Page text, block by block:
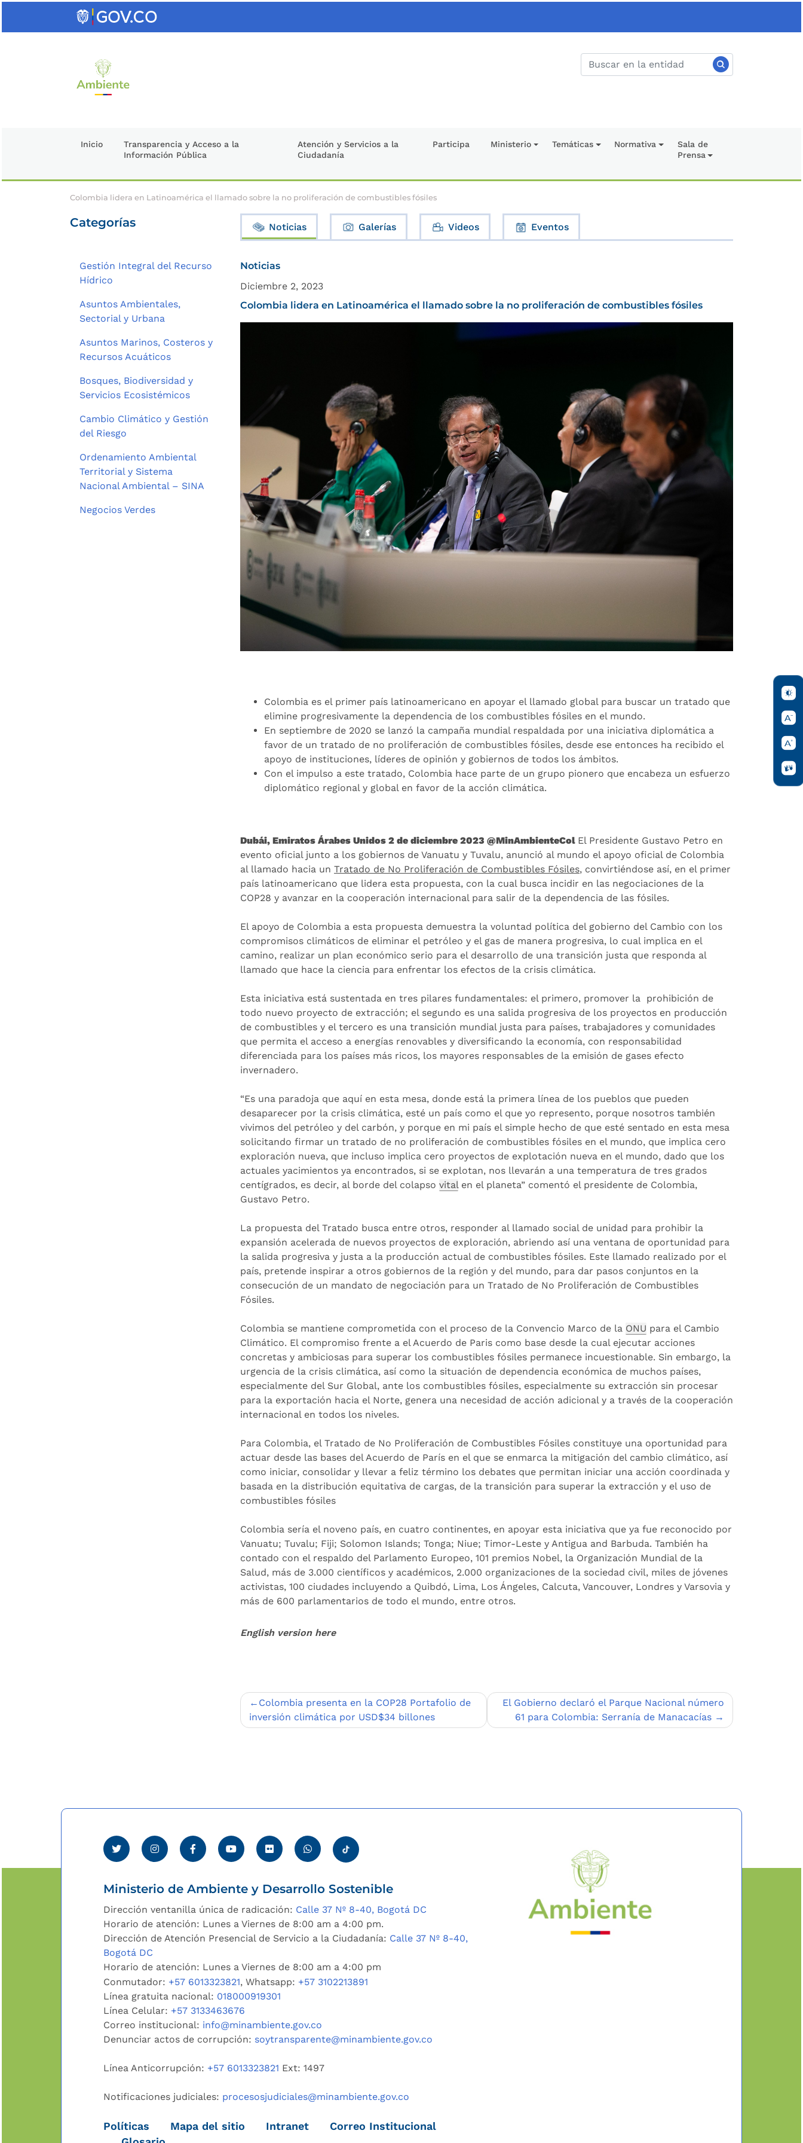
Inicio
Transparencia y Acceso a la
Información Pública
Atención y Servicios a la
Ciudadanía
Participa Ministerio Temáticas Normativa
Sala de
Prensa
Colombia lidera en Latinoamérica el llamado sobre la no proliferación de combustibles fósiles
Categorías
Gestión Integral del Recurso
Hídrico
Asuntos Ambientales,
Sectorial y Urbana
Asuntos Marinos, Costeros y
Recursos Acuáticos
Bosques, Biodiversidad y
Servicios Ecosistémicos
Cambio Climático y Gestión
del Riesgo
Ordenamiento Ambiental
Territorial y Sistema
Nacional Ambiental – SINA
Negocios Verdes
Noticias Galerías Videos Eventos
Noticias
Diciembre 2, 2023
Colombia lidera en Latinoamérica el llamado sobre la no proliferación de combustibles fósiles
Colombia es el primer país latinoamericano en apoyar el llamado global para buscar un tratado que
elimine progresivamente la dependencia de los combustibles fósiles en el mundo.
En septiembre de 2020 se lanzó la campaña mundial respaldada por una iniciativa diplomática a
favor de un tratado de no proliferación de combustibles fósiles, desde ese entonces ha recibido el
apoyo de instituciones, líderes de opinión y gobiernos de todos los ámbitos.
Con el impulso a este tratado, Colombia hace parte de un grupo pionero que encabeza un esfuerzo
diplomático regional y global en favor de la acción climática.
Dubái, Emiratos Árabes Unidos 2 de diciembre 2023 @MinAmbienteColEl Presidente Gustavo Petro en
evento oficial junto a los gobiernos de Vanuatu y Tuvalu, anunció al mundo el apoyo oficial de Colombia
al llamado hacia un Tratado de No Proliferación de Combustibles Fósiles, convirtiéndose así, en el primer
país latinoamericano que lidera esta propuesta, con la cual busca incidir en las negociaciones de la
COP28 y avanzar en la cooperación internacional para salir de la dependencia de las fósiles.
El apoyo de Colombia a esta propuesta demuestra la voluntad política del gobierno del Cambio con los
compromisos climáticos de eliminar el petróleo y el gas de manera progresiva, lo cual implica en el
camino, realizar un plan económico serio para el desarrollo de una transición justa que responda al
llamado que hace la ciencia para enfrentar los efectos de la crisis climática.
Esta iniciativa está sustentada en tres pilares fundamentales: el primero, promover la prohibición de
todo nuevo proyecto de extracción; el segundo es una salida progresiva de los proyectos en producción
de combustibles y el tercero es una transición mundial justa para países, trabajadores y comunidades
que permita el acceso a energías renovables y diversificando la economía, con responsabilidad
diferenciada para los países más ricos, los mayores responsables de la emisión de gases efecto
invernadero.
“Es una paradoja que aquí en esta mesa, donde está la primera línea de los pueblos que pueden
desaparecer por la crisis climática, esté un país como el que yo represento, porque nosotros también
vivimos del petróleo y del carbón, y porque en mi país el simple hecho de que esté sentado en esta mesa
solicitando firmar un tratado de no proliferación de combustibles fósiles en el mundo, que implica cero
exploración nueva, que incluso implica cero proyectos de explotación nueva en el mundo, dado que los
actuales yacimientos ya encontrados, si se explotan, nos llevarán a una temperatura de tres grados
centígrados, es decir, al borde del colapso vital en el planeta” comentó el presidente de Colombia,
Gustavo Petro.
La propuesta del Tratado busca entre otros, responder al llamado social de unidad para prohibir la
expansión acelerada de nuevos proyectos de exploración, abriendo así una ventana de oportunidad para
la salida progresiva y justa a la producción actual de combustibles fósiles. Este llamado realizado por el
país, pretende inspirar a otros gobiernos de la región y del mundo, para dar pasos conjuntos en la
consecución de un mandato de negociación para un Tratado de No Proliferación de Combustibles
Fósiles.
Colombia se mantiene comprometida con el proceso de la Convencio Marco de la ONU para el Cambio
Climático. El compromiso frente a el Acuerdo de Paris como base desde la cual ejecutar acciones
concretas y ambiciosas para superar los combustibles fósiles permanece incuestionable. Sin embargo, la
urgencia de la crisis climática, así como la situación de dependencia económica de muchos países,
especialmente del Sur Global, ante los combustibles fósiles, especialmente su extracción sin procesar
para la exportación hacia el Norte, genera una necesidad de acción adicional y a través de la cooperación
internacional en todos los niveles.
Para Colombia, el Tratado de No Proliferación de Combustibles Fósiles constituye una oportunidad para
actuar desde las bases del Acuerdo de París en el que se enmarca la mitigación del cambio climático, así
como iniciar, consolidar y llevar a feliz término los debates que permitan iniciar una acción coordinada y
basada en la distribución equitativa de cargas, de la transición para superar la extracción y el uso de
combustibles fósiles
Colombia sería el noveno país, en cuatro continentes, en apoyar esta iniciativa que ya fue reconocido por
Vanuatu; Tuvalu; Fiji; Solomon Islands; Tonga; Niue; Timor-Leste y Antigua and Barbuda. También ha
contado con el respaldo del Parlamento Europeo, 101 premios Nobel, la Organización Mundial de la
Salud, más de 3.000 científicos y académicos, 2.000 organizaciones de la sociedad civil, miles de jóvenes
activistas, 100 ciudades incluyendo a Quibdó, Lima, Los Ángeles, Calcuta, Vancouver, Londres y Varsovia y
más de 600 parlamentarios de todo el mundo, entre otros.
English version here
Navegación
de
Colombia presenta en la COP28 Portafolio de
inversión climática por USD$34 billones
El Gobierno declaró el Parque Nacional número
61 para Colombia: Serranía de Manacacías
Ministerio de Ambiente y Desarrollo Sostenible
Dirección ventanilla única de radicación: Calle 37 Nº 8-40, Bogotá DC
Horario de atención: Lunes a Viernes de 8:00 am a 4:00 pm.
Dirección de Atención Presencial de Servicio a la Ciudadanía: Calle 37 Nº 8-40,
Bogotá DC
Horario de atención: Lunes a Viernes de 8:00 am a 4:00 pm
Conmutador: +57 6013323821, Whatsapp: +57 3102213891
Línea gratuita nacional: 018000919301
Línea Celular: +57 3133463676
Correo institucional: info@minambiente.gov.co
Denunciar actos de corrupción: soytransparente@minambiente.gov.co
Línea Anticorrupción: +57 6013323821 Ext: 1497
Notificaciones judiciales: procesosjudiciales@minambiente.gov.co
Políticas Mapa del sitio Intranet
Correo Institucional